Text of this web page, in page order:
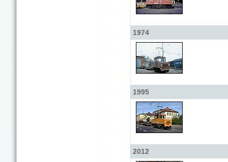
1974
1995
2012